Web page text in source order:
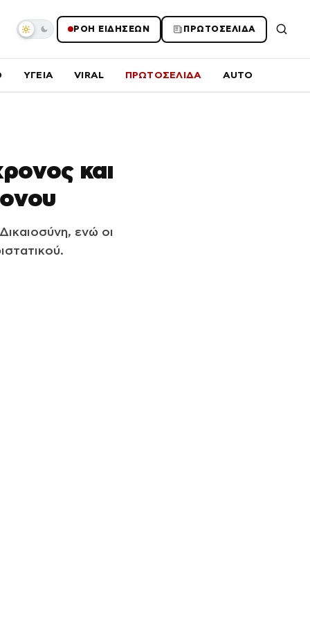
ΡΟΗ ΕΙΔΗΣΕΩΝ ΠΡΩΤΟΣΕΛΙΔΑ
ΥΓΕΙΑ VIRAL ΠΡΩΤΟΣΕΛΙΔΑ AUTO
και
ενώ οι